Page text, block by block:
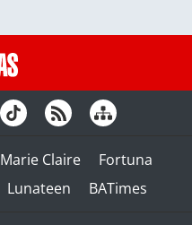
Marie Claire
Fortuna
Lunateen BATimes